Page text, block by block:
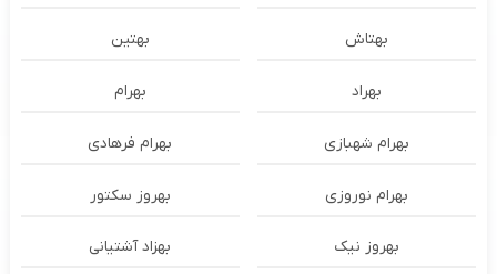
بهتاش بهتین
بهراد بهرام
بهرام شهبازی بهرام فرهادی
بهرام نوروزی بهروز سکتور
بهروز نیک بهزاد آشتیانی